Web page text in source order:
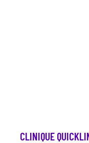
CLINIQUE